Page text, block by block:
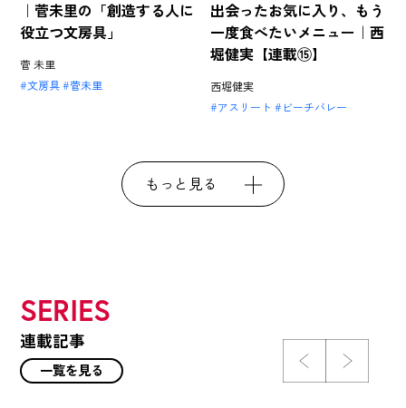
｜菅未里の「創造する人に
役立つ文房具」
菅 未里
文房具
菅未里
出会ったお気に入り、もう
一度食べたいメニュー｜西
堀健実【連載⑮】
西堀健実
アスリート
ビーチバレー
もっと見る
SERIES
連載記事
一覧を見る